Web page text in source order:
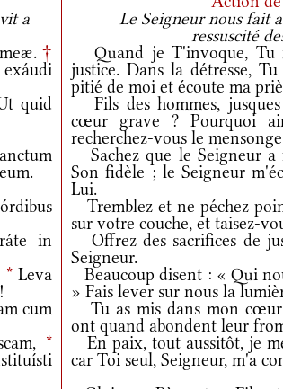
a
Le Seigneur nous fait
ressuscité
†
Quand je T'invoque, Tu
justice. Dans la détresse,
pitié de moi et écoute ma
quid
Fils des hommes, jusques
cœur grave ? Pourquoi
recherchez-vous le
Sachez que le Seigneur
Son fidèle ; le Seigneur
Lui.
Tremblez et ne péchez
sur votre couche, et taisez-
in
Offrez des sacrifices de
Seigneur.
* Leva
Beaucoup disent : « Qui
» Fais lever sur nous la
cum
Tu as mis dans mon
ont quand abondent leur
*
En paix, tout aussitôt, je
car Toi seul, Seigneur, m'a